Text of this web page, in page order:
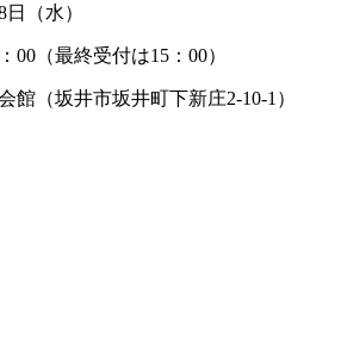
（水）
（最終受付は15：00）
（坂井市坂井町下新庄2-10-1）